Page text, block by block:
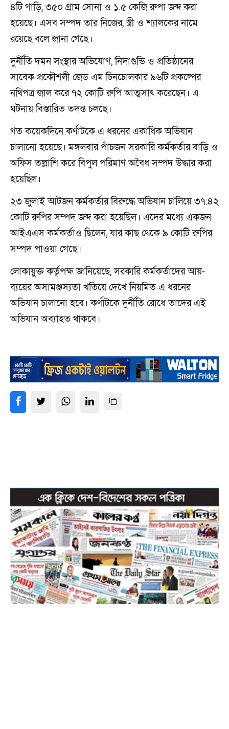
৪টি গাড়ি, ৩৫০ গ্রাম সোনা ও ১.৫ কেজি রুপা জব্দ করা
হয়েছে। এসব সম্পদ তার নিজের, স্ত্রী ও শ্যালকের নামে
রয়েছে বলে জানা গেছে।
দুর্নীতি দমন সংস্থার অভিযোগ, নিদাগুন্ডি ও প্রতিষ্ঠানের
সাবেক প্রকৌশলী জেড এম চিনচোলকার ৯৬টি প্রকল্পের
নথিপত্র জাল করে ৭২ কোটি রুপি আত্মসাৎ করেছেন। এ
ঘটনায় বিস্তারিত তদন্ত চলছে।
গত কয়েকদিনে কর্ণাটকে এ ধরনের একাধিক অভিযান
চালানো হয়েছে। মঙ্গলবার পাঁচজন সরকারি কর্মকর্তার বাড়ি ও
অফিস তল্লাশি করে বিপুল পরিমাণ অবৈধ সম্পদ উদ্ধার করা
হয়েছিল।
২৩ জুলাই আটজন কর্মকর্তার বিরুদ্ধে অভিযান চালিয়ে ৩৭.৪২
কোটি রুপির সম্পদ জব্দ করা হয়েছিল। এদের মধ্যে একজন
আইএএস কর্মকর্তাও ছিলেন, যার কাছ থেকে ৯ কোটি রুপির
সম্পদ পাওয়া গেছে।
লোকায়ুক্ত কর্তৃপক্ষ জানিয়েছে, সরকারি কর্মকর্তাদের আয়-
ব্যয়ের অসামঞ্জস্যতা খতিয়ে দেখে নিয়মিত এ ধরনের
অভিযান চালানো হবে। কর্ণাটকে দুর্নীতি রোধে তাদের এই
অভিযান অব্যাহত থাকবে।